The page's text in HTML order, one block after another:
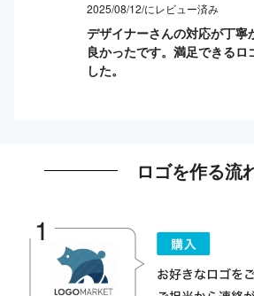
2025/08/12/にレビュー済み
デザイナーさんの対応が丁寧
良かったです。満足できるロ
した。
ロゴを作る流